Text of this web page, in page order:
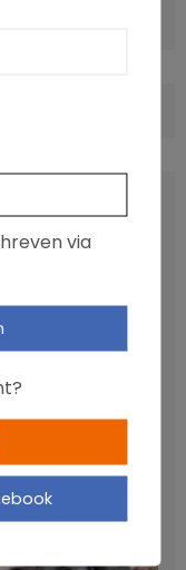
het kan!
via